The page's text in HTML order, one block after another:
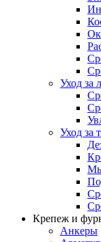
Уход за
Уход за
Крепеж и
Анкеры